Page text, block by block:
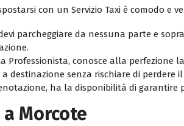
con un Servizio Taxi è comodo e
parcheggiare da nessuna parte e
Professionista, conosce alla
destinazione senza rischiare di perdere
ha la disponibilità di
a Morcote